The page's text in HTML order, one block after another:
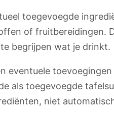
toegevoegde
of fruitbereidingen.
begrijpen wat je drinkt.
eventuele
als toegevoegde
niet